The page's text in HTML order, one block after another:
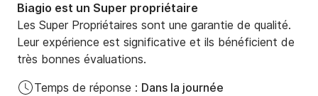
Biagio est un Super propriétaire
Les Super Propriétaires sont une garantie de qualité.
Leur expérience est significative et ils bénéficient de
très bonnes évaluations.
Temps de réponse : Dans la journée